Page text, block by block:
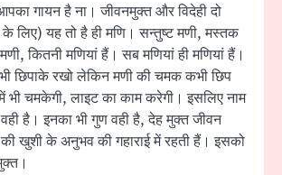
गायन है ना। जीवनमुक्त और विदेही दो
के लिए) यह तो है ही मणि। सन्तुष्ट मणी, मस्तक
कितनी मणियां हैं। सब मणियां ही मणियां हैं।
छिपाके रखो लेकिन मणी की चमक कभी छिप
चमकेगी, लाइट का काम करेगी। इसलिए नाम
है। इनका भी गुण वही है, देह मुक्त जीवन
खुशी के अनुभव की गहाराई में रहती हैं। इसको